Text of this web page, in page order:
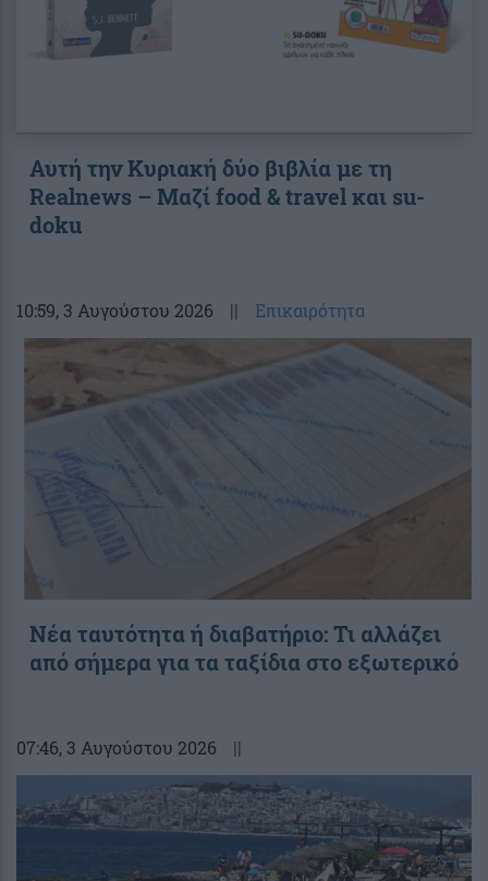
Αυτή την Κυριακή δύο βιβλία με τη
Realnews – Μαζί food & travel και su-
doku
10:59, 3 Αυγούστου 2026 || Επικαιρότητα
Νέα ταυτότητα ή διαβατήριο: Τι αλλάζει
από σήμερα για τα ταξίδια στο εξωτερικό
07:46, 3 Αυγούστου 2026 ||